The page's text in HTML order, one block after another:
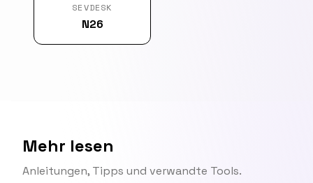
SEVDESK
N26
Mehr lesen
Anleitungen, Tipps und verwandte Tools.